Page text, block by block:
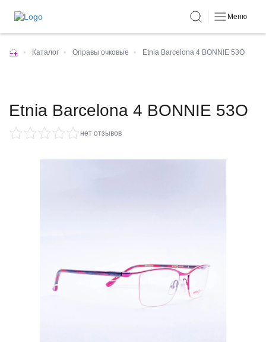
Меню
• Каталог • Оправы очковые • Etnia Barcelona 4 BONNIE 53O
Etnia Barcelona 4 BONNIE 53O
нет отзывов